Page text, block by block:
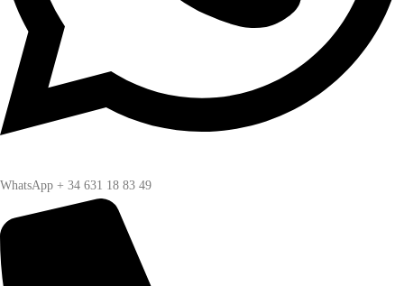
WhatsApp + 34 631 18 83 49